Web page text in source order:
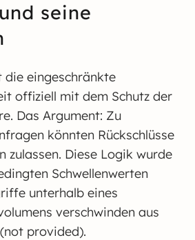
seine
die eingeschränkte
offiziell mit dem Schutz der
Das Argument: Zu
könnten Rückschlüsse
zulassen. Diese Logik wurde
Schwellenwerten
unterhalb eines
verschwinden aus
provided).